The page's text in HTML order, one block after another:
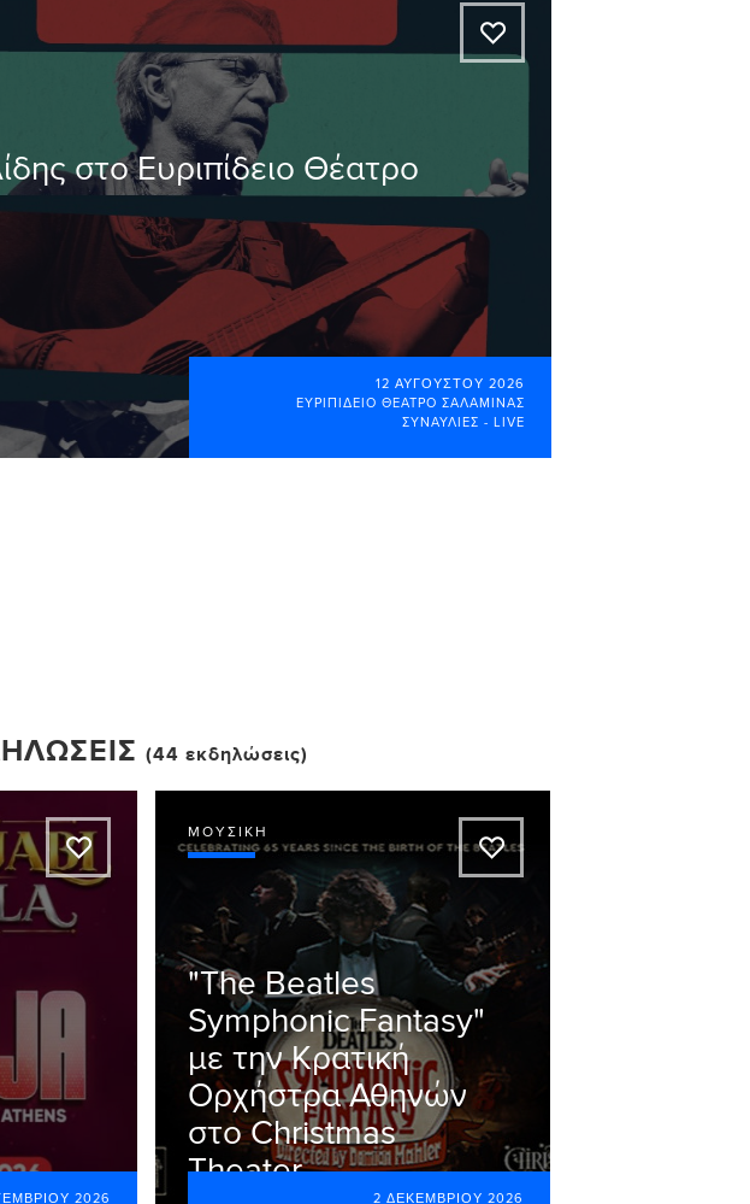
A
στο Ευριπίδειο Θέατρο
12 ΑΥΓΟΎΣΤΟΥ 2026
ΕΥΡΙΠΊΔΕΙΟ ΘΈΑΤΡΟ ΣΑΛΑΜΊΝΑΣ
ΣΥΝΑΥΛΊΕΣ - LIVE
(44 εκδηλώσεις)
A
2026
ΜΟΥΣΙΚΉ
A
"The Beatles
Symphonic Fantasy"
με την Κρατική
Ορχήστρα Αθηνών
στο Christmas
Theater
2 ΔΕΚΕΜΒΡΊΟΥ 2026